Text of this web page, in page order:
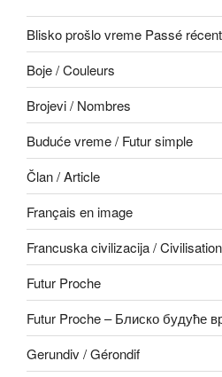
Blisko prošlo vreme Passé récent
Boje / Couleurs
Brojevi / Nombres
Buduće vreme / Futur simple
Član / Article
Français en image
Francuska civilizacija /
Futur Proche
Futur Proche – Блиско будуће
Gerundiv / Gérondif